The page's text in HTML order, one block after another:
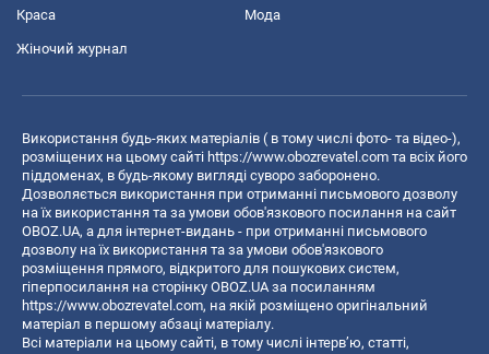
Краса Мода
Жіночий журнал
Використання будь-яких матеріалів ( в тому числі фото- та відео-),
розміщених на цьому сайті https://www.obozrevatel.com та всіх його
піддоменах, в будь-якому вигляді суворо заборонено.
Дозволяється використання при отриманні письмового дозволу
на їх використання та за умови обов'язкового посилання на сайт
OBOZ.UA, а для інтернет-видань - при отриманні письмового
дозволу на їх використання та за умови обов'язкового
розміщення прямого, відкритого для пошукових систем,
гіперпосилання на сторінку OBOZ.UA за посиланням
https://www.obozrevatel.com, на якій розміщено оригінальний
матеріал в першому абзаці матеріалу.
Всі матеріали на цьому сайті, в тому числі інтерв’ю, статті,